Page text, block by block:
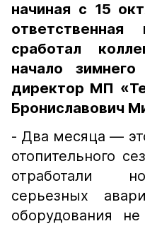
начиная с 15
сработал
начало
директор МП
Брониславович
- Два месяца —
отопительного
отработали
серьезных
оборудования